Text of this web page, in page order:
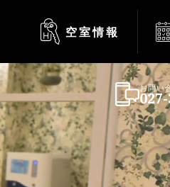
空室情報
お問い